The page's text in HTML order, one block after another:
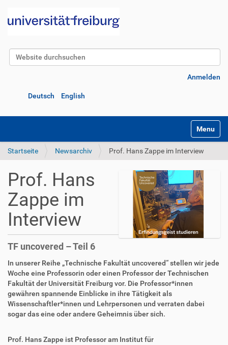
Website durchsuchen
Anmelden
Deutsch English
Startseite Newsarchiv Prof. Hans Zappe im Interview
Prof. Hans
Zappe im
Interview
TF uncovered – Teil 6
In unserer Reihe „Technische Fakultät uncovered“ stellen wir jede
Woche eine Professorin oder einen Professor der Technischen
Fakultät der Universität Freiburg vor. Die Professor*innen
gewähren spannende Einblicke in ihre Tätigkeit als
Wissenschaftler*innen und Lehrpersonen und verraten dabei
sogar das eine oder andere Geheimnis über sich.
Prof. Hans Zappe ist Professor am Institut für